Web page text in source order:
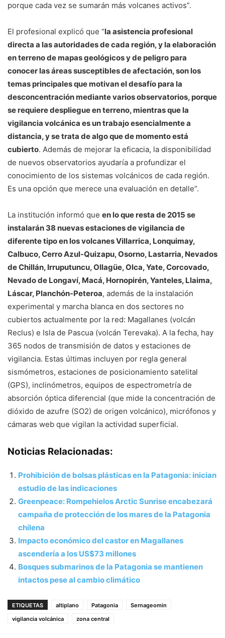
porque cada vez se sumarán más volcanes activos”.
El profesional explicó que “la asistencia profesional
directa a las autoridades de cada región, y la elaboración
en terreno de mapas geológicos y de peligro para
conocer las áreas susceptibles de afectación, son los
temas principales que motivan el desafío para la
desconcentración mediante varios observatorios, porque
se requiere despliegue en terreno, mientras que la
vigilancia volcánica es un trabajo esencialmente a
distancia, y se trata de algo que de momento está
cubierto. Además de mejorar la eficacia, la disponibilidad
de nuevos observatorios ayudaría a profundizar el
conocimiento de los sistemas volcánicos de cada región.
Es una opción que merece una evaluación en detalle”.
La institución informó que en lo que resta de 2015 se
instalarán 38 nuevas estaciones de vigilancia de
diferente tipo en los volcanes Villarrica, Lonquimay,
Calbuco, Cerro Azul-Quizapu, Osorno, Lastarria, Nevados
de Chillán, Irruputuncu, Ollagüe, Olca, Yate, Corcovado,
Nevado de Longaví, Macá, Hornopirén, Yanteles, Llaima,
Láscar, Planchón-Peteroa, además de la instalación
experimental y marcha blanca en dos sectores no
cubiertos actualmente por la red: Magallanes (volcán
Reclus) e Isla de Pascua (volcán Terevaka). A la fecha, hay
365 nodos de transmisión de datos y estaciones de
vigilancia. Estas últimas incluyen por regla general
sismómetros, estaciones de posicionamiento satelital
(GPS), inclinómetros, equipos de espectrometría de
absorción óptica diferencial (que mide la concentración de
dióxido de azufre (SO2) de origen volcánico), micrófonos y
cámaras web que vigilan la actividad superficial.
Noticias Relacionadas:
Prohibición de bolsas plásticas en la Patagonia: inician
estudio de las indicaciones
Greenpeace: Rompehielos Arctic Sunrise encabezará
campaña de protección de los mares de la Patagonia
chilena
Impacto económico del castor en Magallanes
ascendería a los US$73 millones
Bosques submarinos de la Patagonia se mantienen
intactos pese al cambio climático
ETIQUETAS altiplano Patagonia
Sernageomin
vigilancia volcánica
zona central